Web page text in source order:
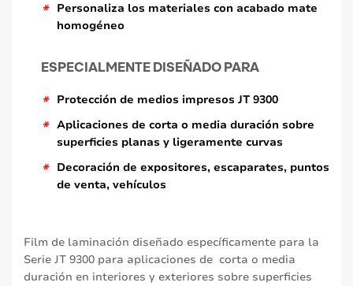
*
Personaliza los materiales con acabado mate
homogéneo
ESPECIALMENTE DISEÑADO PARA
* Protección de medios impresos JT 9300
* Aplicaciones de corta o media duración sobre
superficies planas y ligeramente curvas
*
Decoración de expositores, escaparates, puntos
de venta, vehículos
Film de laminación diseñado específicamente para la
Serie JT 9300 para aplicaciones de corta o media
duración en interiores y exteriores sobre superficies